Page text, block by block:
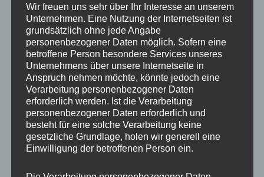
Design JR3
Durchmesser 18
ET 43
Fertigung Einteilig gegossen
Hersteller JR WHEELS
Lochkreis 5×114.3
Hinweis
Lochzahl
Wir freuen uns sehr über Ihr Interesse an unserem
Unternehmen. Eine Nutzung der Internetseiten ist
grundsätzlich ohne jede Angabe
personenbezogener Daten möglich. Sofern eine
betroffene Person besondere Services unseres
Unternehmens über unsere Internetseite in
Anspruch nehmen möchte, könnte jedoch eine
Verarbeitung personenbezogener Daten
erforderlich werden. Ist die Verarbeitung
personenbezogener Daten erforderlich und
besteht für eine solche Verarbeitung keine
gesetzliche Grundlage, holen wir generell eine
Einwilligung der betroffenen Person ein.